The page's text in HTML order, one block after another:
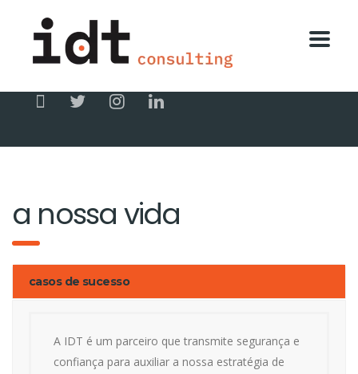
a nossa vida
casos de sucesso
A IDT é um parceiro que transmite segurança e
confiança para auxiliar a nossa estratégia de